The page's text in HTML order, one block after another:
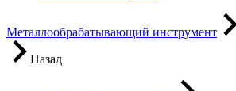
Металлообрабатывающий инструмент
Назад